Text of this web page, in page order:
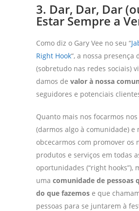
3. Dar, Dar, Dar
Estar Sempre a
Como diz o Gary Vee no seu “
Right Hook“, a nossa presença
(sobretudo nas redes sociais)
damos de valor à nossa
seguidores e potenciais
Quanto mais nos focarmos nos
(darmos algo à comunidade) e
obcecarmos com promover os
produtos e serviços em todas
oportunidades (“right hooks”),
uma comunidade de pessoas
do que fazemos e que
pessoas para se juntarem à